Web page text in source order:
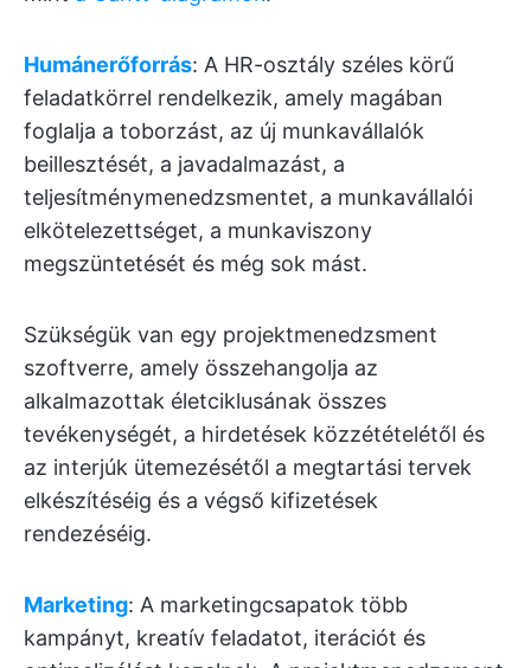
Humánerőforrás: A HR-osztály széles körű
feladatkörrel rendelkezik, amely magában
foglalja a toborzást, az új munkavállalók
beillesztését, a javadalmazást, a
teljesítménymenedzsmentet, a munkavállalói
elkötelezettséget, a munkaviszony
megszüntetését és még sok mást.
Szükségük van egy projektmenedzsment
szoftverre, amely összehangolja az
alkalmazottak életciklusának összes
tevékenységét, a hirdetések közzétételétől és
az interjúk ütemezésétől a megtartási tervek
elkészítéséig és a végső kifizetések
rendezéséig.
Marketing: A marketingcsapatok több
kampányt, kreatív feladatot, iterációt és